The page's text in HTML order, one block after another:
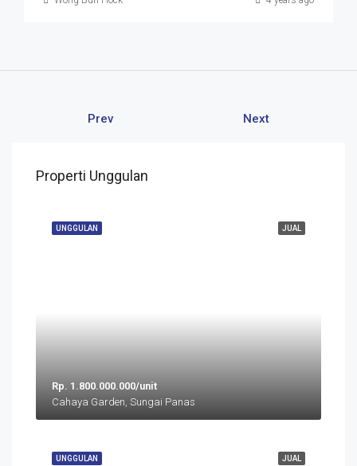
Prev Next
Properti Unggulan
JUAL
UNGGULAN
Rp. 1.800.000.000/unit
Cahaya Garden, Sungai Panas
JUAL
UNGGULAN